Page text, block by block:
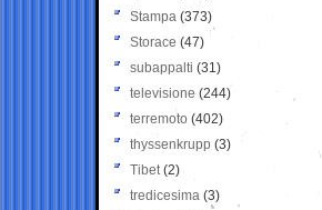
Stampa (373)
Storace (47)
subappalti (31)
televisione(244)
terremoto (402)
thyssenkrupp (3)
Tibet(2)
tredicesima (3)